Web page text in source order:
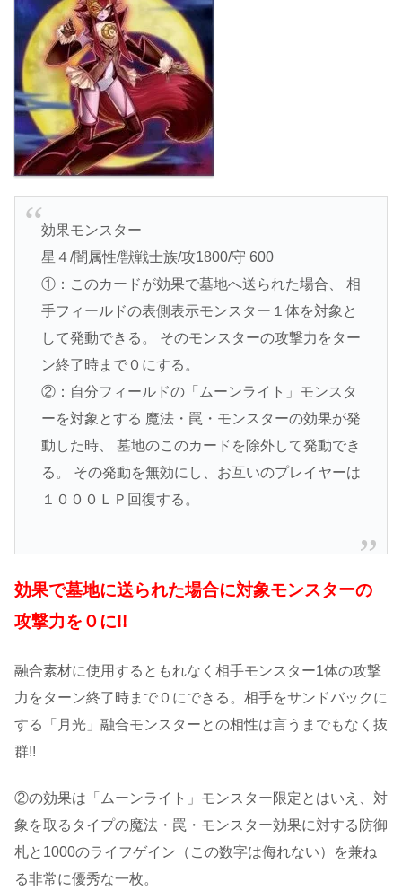
効果モンスター
星４/闇属性/獣戦士族/攻1800/守 600
①：このカードが効果で墓地へ送られた場合、 相
手フィールドの表側表示モンスター１体を対象と
して発動できる。 そのモンスターの攻撃力をター
ン終了時まで０にする。
②：自分フィールドの「ムーンライト」モンスタ
ーを対象とする 魔法・罠・モンスターの効果が発
動した時、 墓地のこのカードを除外して発動でき
る。 その発動を無効にし、お互いのプレイヤーは
１０００ＬＰ回復する。
効果で墓地に送られた場合に対象モンスターの
攻撃力を０に!!
融合素材に使用するともれなく相手モンスター1体の攻撃
力をターン終了時まで０にできる。相手をサンドバックに
する「月光」融合モンスターとの相性は言うまでもなく抜
群!!
②の効果は「ムーンライト」モンスター限定とはいえ、対
象を取るタイプの魔法・罠・モンスター効果に対する防御
札と1000のライフゲイン（この数字は侮れない）を兼ね
る非常に優秀な一枚。